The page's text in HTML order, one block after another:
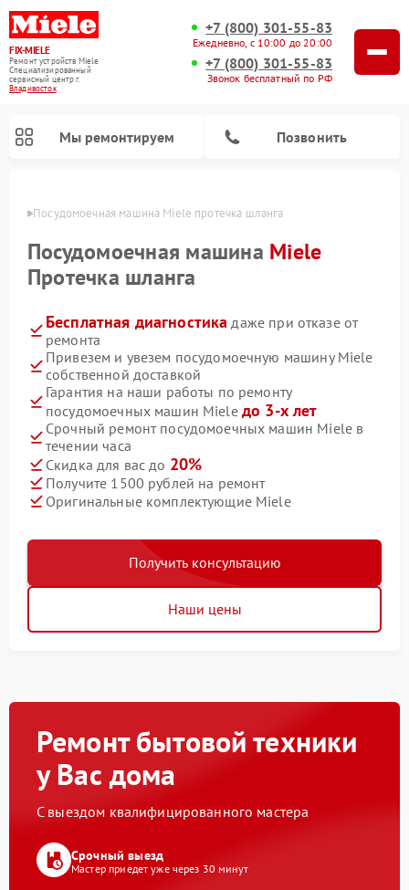
FIX-MIELE
Ремонт устройств Miele
Специализированный
cервисный центр г.
Владивосток
+7 (800) 301-55-83
Ежедневно, с 10:00 до 20:00
+7 (800) 301-55-83
Звонок бесплатный по РФ
Мы ремонтируем Позвонить
Посудомоечная машина Miele протечка шланга
Посудомоечная машина Miele
Протечка шланга
Бесплатная диагностика даже при отказе от
ремонта
Привезем и увезем посудомоечную машину Miele
собственной доставкой
Гарантия на наши работы по ремонту
посудомоечных машин Miele до 3-х лет
Срочный ремонт посудомоечных машин Miele в
течении часа
Скидка для вас до 20%
Получите 1500 рублей на ремонт
Оригинальные комплектующие Miele
Получить консультацию
Наши цены
Ремонт бытовой техники
у Вас дома
С выездом квалифицированного мастера
Срочный выезд
Мастер приедет уже через 30 минут